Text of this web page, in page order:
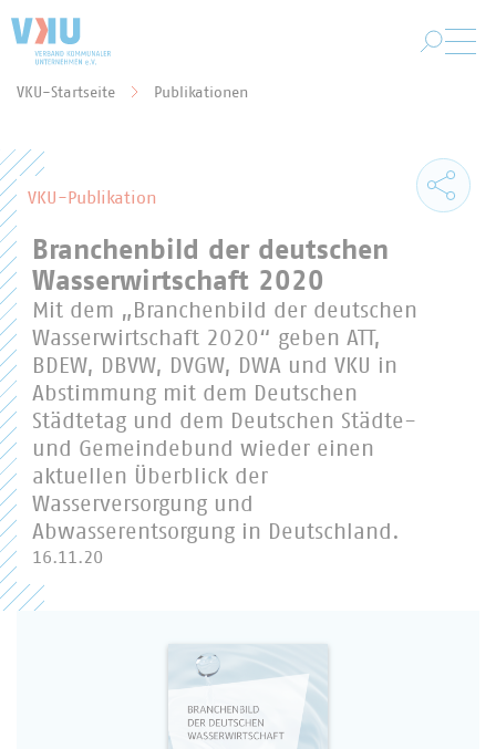
VKU-Startseite Publikationen
VKU-Publikation
Branchenbild der deutschen
Wasserwirtschaft 2020
Mit dem „Branchenbild der deutschen
Wasserwirtschaft 2020“ geben ATT,
BDEW, DBVW, DVGW, DWA und VKU in
Abstimmung mit dem Deutschen
Städtetag und dem Deutschen Städte-
und Gemeindebund wieder einen
aktuellen Überblick der
Wasserversorgung und
Abwasserentsorgung in Deutschland.
16.11.20